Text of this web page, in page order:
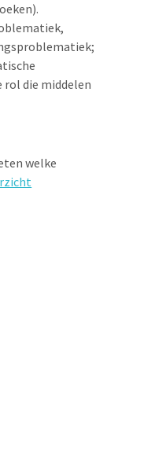
rol die middelen
welke